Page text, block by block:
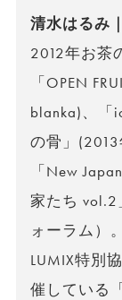
清水はるみ
2012年お茶
「OPEN
blanka)、「
の骨」
「New
家たち
ォーラム）
LUMIX特別
催している